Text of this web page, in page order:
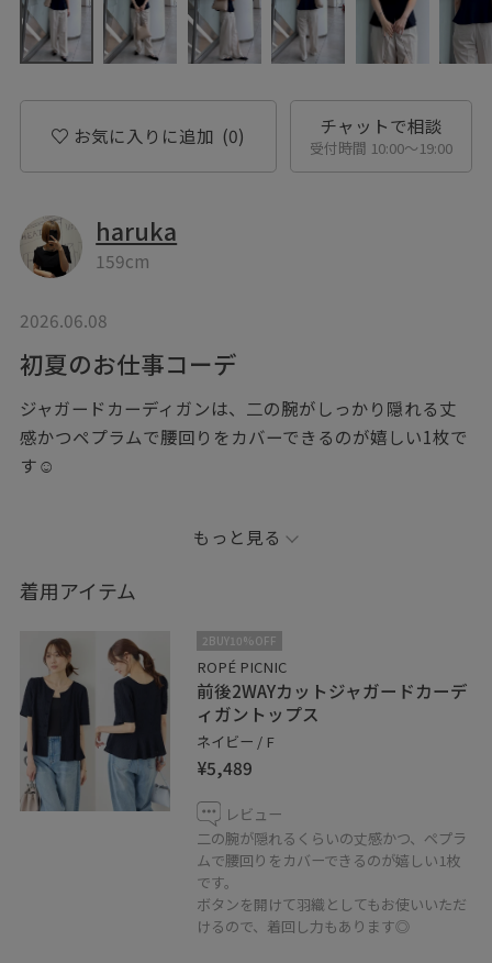
お気に入りに追加 (0) チャットで相談
受付時間 10:00〜19:00
haruka
159cm
2026.06.08
初夏のお仕事コーデ
ジャガードカーディガンは、二の腕がしっかり隠れる丈
感かつペプラムで腰回りをカバーできるのが嬉しい1枚で
す☺︎
しても、前後2wayでもお使いいただけるので、着回し力
も抜群です◎
広がりすぎない程よいペプラム感なので、ボトムスでも
スカートでも合わせやすいです。
個人instagramも始めました☺︎
@hu.hu_pic
もっと見る
着用アイテム
2BUY10%OFF
ROPÉ PICNIC
前後2WAYカットジャガードカーデ
ィガントップス
ネイビー / F
¥5,489
レビュー
二の腕が隠れるくらいの丈感かつ、ペプラ
ムで腰回りをカバーできるのが嬉しい1枚
です。
ボタンを開けて羽織としてもお使いいただ
けるので、着回し力もあります◎